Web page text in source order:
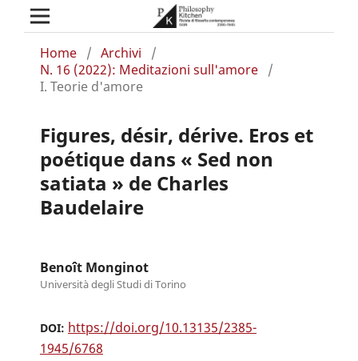
Home / Archivi
/
N. 16 (2022): Meditazioni sull'amore /
I. Teorie d'amore
Figures, désir, dérive. Eros et
poétique dans « Sed non
satiata » de Charles
Baudelaire
Benoît Monginot
Università degli Studi di Torino
DOI: https://doi.org/10.13135/2385-
1945/6768